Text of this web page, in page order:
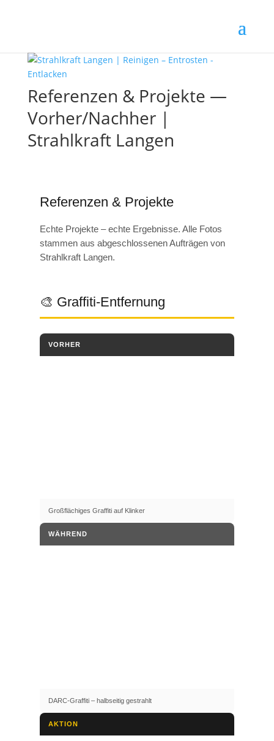
Referenzen & Projekte —
Vorher/Nachher |
Strahlkraft Langen
Referenzen & Projekte
Echte Projekte – echte Ergebnisse. Alle Fotos
stammen aus abgeschlossenen Aufträgen von
Strahlkraft Langen.
🎨 Graffiti-Entfernung
VORHER
Großflächiges Graffiti auf Klinker
WÄHREND
DARC-Graffiti – halbseitig gestrahlt
AKTION